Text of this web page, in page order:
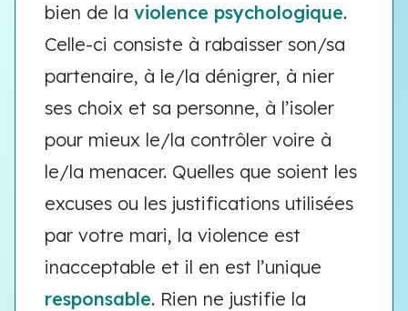
bien de la violence psychologique.
Celle-ci consiste à rabaisser son/sa
partenaire, à le/la dénigrer, à nier
ses choix et sa personne, à l’isoler
pour mieux le/la contrôler voire à
le/la menacer. Quelles que soient les
excuses ou les justifications utilisées
par votre mari, la violence est
inacceptable et il en est l’unique
responsable. Rien ne justifie la